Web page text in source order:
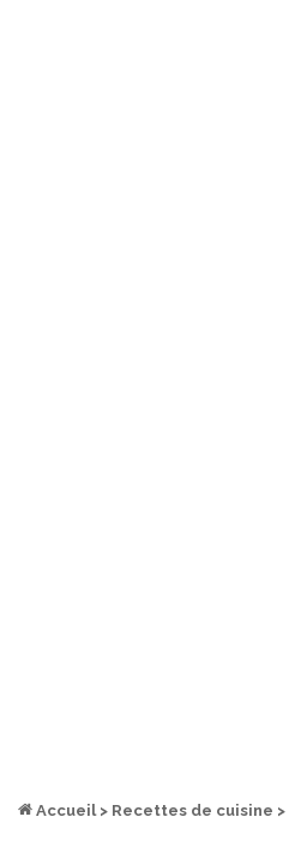
Accueil > Recettes de cuisine >